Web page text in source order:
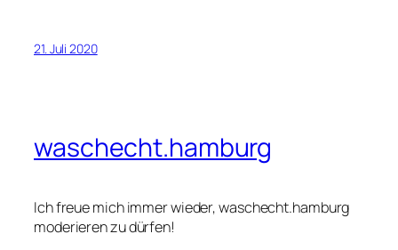
21. Juli 2020
waschecht.hamburg
Ich freue mich immer wieder, waschecht.hamburg
moderieren zu dürfen!